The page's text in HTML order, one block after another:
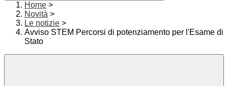
Home >
Novità >
Le notizie >
Avviso STEM Percorsi di potenziamento per l'Esame di
Stato